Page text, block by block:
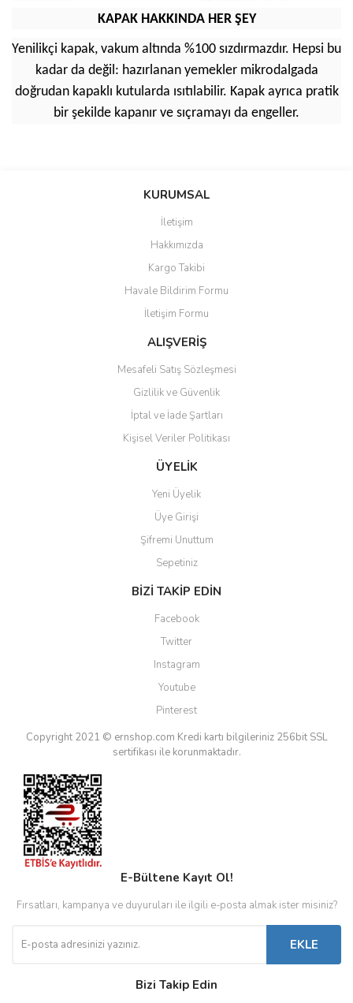
KAPAK HAKKINDA HER ŞEY
Yenilikçi kapak, vakum altında %100 sızdırmazdır. Hepsi bu
kadar da değil: hazırlanan yemekler mikrodalgada
doğrudan kapaklı kutularda ısıtılabilir. Kapak ayrıca pratik
bir şekilde kapanır ve sıçramayı da engeller.
Bu ürüne ilk yorumu siz yapın!
Ürün resmi kalitesiz, bozuk veya görüntülenemiyor.
Ürün açıklamasında eksik bilgiler bulunuyor.
Ürün bilgilerinde hatalar bulunuyor.
Ürün fiyatı diğer sitelerden daha pahalı.
Bu ürüne benzer farklı alternatifler olmalı.
Gönder
KURUMSAL
İletişim
Hakkımızda
Kargo Takibi
Havale Bildirim Formu
İletişim Formu
ALIŞVERİŞ
Mesafeli Satış Sözleşmesi
Gizlilik ve Güvenlik
İptal ve İade Şartları
Kişisel Veriler Politikası
ÜYELİK
Yeni Üyelik
Üye Girişi
Şifremi Unuttum
Sepetiniz
BİZİ TAKİP EDİN
Facebook
Twitter
Instagram
Youtube
Pinterest
Copyright 2021 © ernshop.com Kredi kartı bilgileriniz 256bit SSL
sertifikası ile korunmaktadır.
E-Bültene Kayıt Ol!
Fırsatları, kampanya ve duyuruları ile ilgili e-posta almak ister misiniz?
EKLE
Bizi Takip Edin